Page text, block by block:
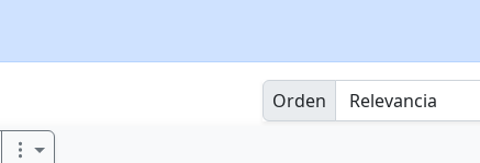
Orden